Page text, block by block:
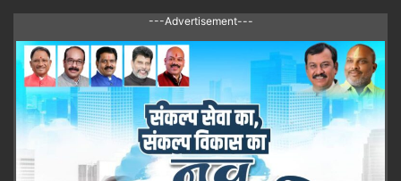
---Advertisement---